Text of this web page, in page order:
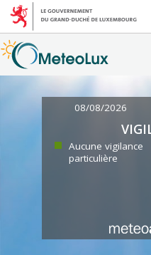
08/08/2026
Aucune vigilance
particulière